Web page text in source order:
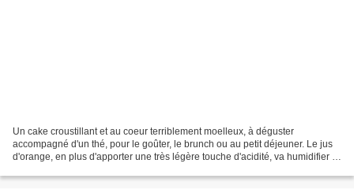
Un cake croustillant et au coeur terriblement moelleux, à déguster
accompagné d'un thé, pour le goûter, le brunch ou au petit déjeuner. Le jus
d'orange, en plus d'apporter une très légère touche d'acidité, va humidifier la